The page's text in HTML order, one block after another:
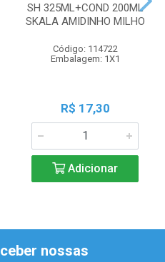
SH 325ML+COND 200ML
SKALA AMIDINHO MILHO
Código: 114722
Embalagem: 1X1
R$ 17,30
Adicionar
nossas